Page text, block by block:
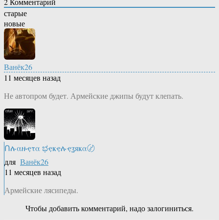
старые
новые
Ванёк26
11 месяцев назад
Не автопром будет. Армейские джипы будут клепать.
Ոሉαዙҿτα ಭҿҝҿሉҿʓяҝα〄
для Ванёк26
11 месяцев назад
Армейские лясипеды.
Чтобы добавить комментарий, надо залогиниться.